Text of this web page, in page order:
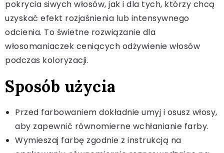
pokrycia siwych włosów, jak i dla tych, którzy chcą
uzyskać efekt rozjaśnienia lub intensywnego
odcienia. To świetne rozwiązanie dla
włosomaniaczek ceniących odżywienie włosów
podczas koloryzacji.
Sposób użycia
Przed farbowaniem dokładnie umyj i osusz włosy,
aby zapewnić równomierne wchłanianie farby.
Wymieszaj farbę zgodnie z instrukcją na